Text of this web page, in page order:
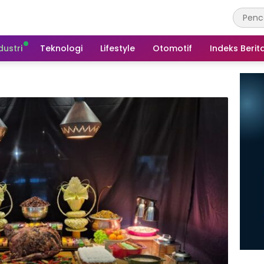
Teknologi Lifestyle Otomotif Indeks